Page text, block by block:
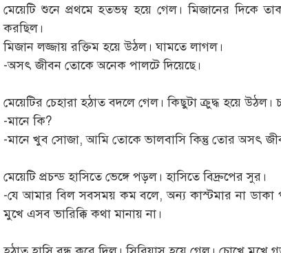
মেয়েটি শুনে প্রথমে হতভম্ব হয়ে গেল। মিজানের দিকে
করছিল।
মিজান লজ্জায় রক্তিম হয়ে উঠল। ঘামতে লাগল।
-অসৎ জীবন তোকে অনেক পালটে দিয়েছে।
মেয়েটির চেহারা হঠাত বদলে গেল। কিছুটা ক্রুদ্ধ হয়ে
-মানে কি?
-মানে খুব সোজা, আমি তোকে ভালবাসি কিন্তু তোর অসৎ
মেয়েটি প্রচন্ড হাসিতে ভেঙ্গে পড়ল। হাসিতে বিদ্রুপের সুর।
-যে আমার বিল সবসময় কম বলে, অন্য কাস্টমার না ডাকা
মুখে এসব ভারিক্কি কথা মানায় না।